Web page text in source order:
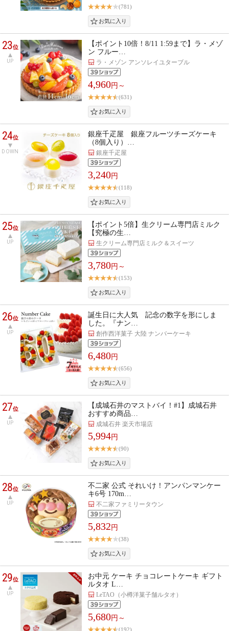
(781)
23位
UP
【ポイント10倍！8/11 1:59まで】ラ・メゾ
ン フルー…
ラ・メゾン アンソレイユターブル
4,960円～
(631)
24位
DOWN
銀座千疋屋 銀座フルーツチーズケーキ
（8個入り）…
銀座千疋屋
3,240円
(118)
25位
UP
【ポイント5倍】生クリーム専門店ミルク
【究極の生…
生クリーム専門店ミルク＆スイーツ
3,780円～
(153)
26位
UP
誕生日に大人気 記念の数字を形にしま
した。『ナン…
創作西洋菓子 大陸 ナンバーケーキ
6,480円
(656)
27位
UP
【成城石井のマストバイ！#1】成城石井
おすすめ商品…
成城石井 楽天市場店
5,994円
(90)
28位
UP
不二家 公式 それいけ！アンパンマンケー
キ6号 170m…
不二家ファミリータウン
5,832 円
(38)
29位
UP
お中元 ケーキ チョコレートケーキ ギフト
ルタオ L…
LeTAO（小樽洋菓子舗ルタオ）
5,680円～
(192)